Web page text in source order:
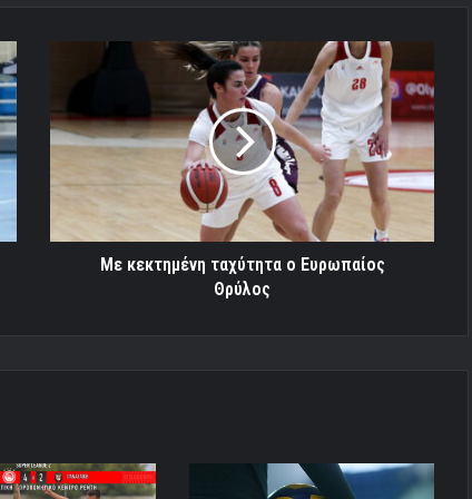
κεκτημένη
ο
Ευρωπαίος
Θρύλος
Με κεκτημένη ταχύτητα ο Ευρωπαίος
Θρύλος